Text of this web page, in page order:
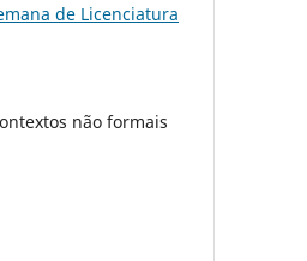
de Licenciatura
não formais